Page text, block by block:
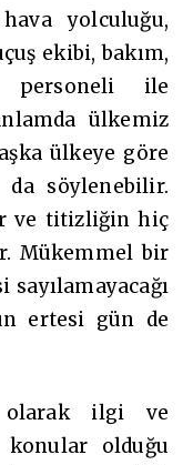
yolculuğu,
ekibi, bakım,
ile
ülkemiz
ülkeye göre
söylenebilir.
ve titizliğin hiç
Mükemmel bir
ertesi gün de
olarak ilgi ve
konular olduğu